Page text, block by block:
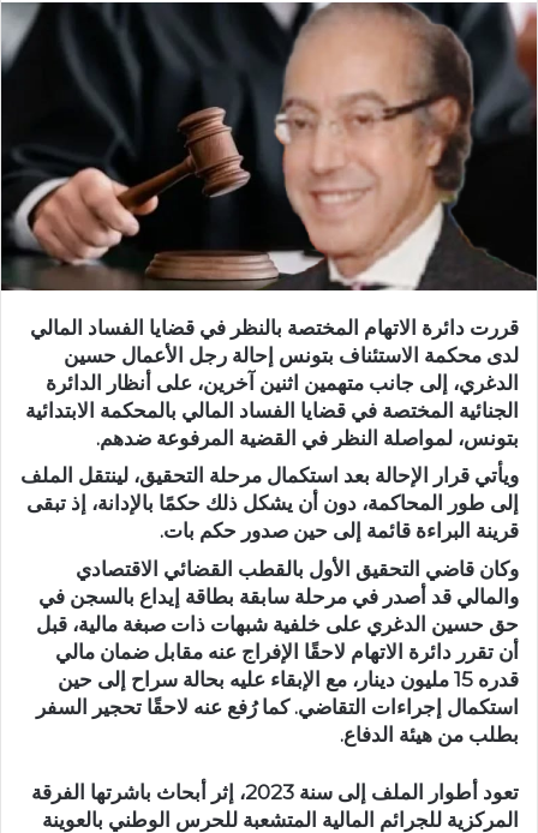
قررت دائرة الاتهام المختصة بالنظر في قضايا الفساد المالي
لدى محكمة الاستئناف بتونس إحالة رجل الأعمال حسين
الدغري، إلى جانب متهمين اثنين آخرين، على أنظار الدائرة
الجنائية المختصة في قضايا الفساد المالي بالمحكمة الابتدائية
بتونس، لمواصلة النظر في القضية المرفوعة ضدهم.
ويأتي قرار الإحالة بعد استكمال مرحلة التحقيق، لينتقل الملف
إلى طور المحاكمة، دون أن يشكل ذلك حكمًا بالإدانة، إذ تبقى
قرينة البراءة قائمة إلى حين صدور حكم بات.
وكان قاضي التحقيق الأول بالقطب القضائي الاقتصادي
والمالي قد أصدر في مرحلة سابقة بطاقة إيداع بالسجن في
حق حسين الدغري على خلفية شبهات ذات صبغة مالية، قبل
أن تقرر دائرة الاتهام لاحقًا الإفراج عنه مقابل ضمان مالي
قدره 15 مليون دينار، مع الإبقاء عليه بحالة سراح إلى حين
استكمال إجراءات التقاضي. كما رُفع عنه لاحقًا تحجير السفر
بطلب من هيئة الدفاع.
تعود أطوار الملف إلى سنة 2023، إثر أبحاث باشرتها الفرقة
المركزية للجرائم المالية المتشعبة للحرس الوطني بالعوينة